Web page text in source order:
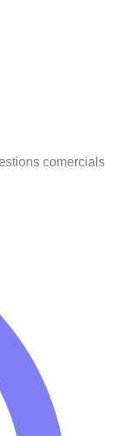
comercials